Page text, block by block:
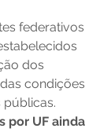
federativos
dos
condições
públicas.
por UF ainda